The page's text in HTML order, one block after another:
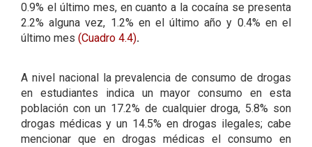
0.9% el último mes, en cuanto a la cocaína se presenta
2.2% alguna vez, 1.2% en el último año y 0.4% en el
último mes (Cuadro 4.4).
A nivel nacional la prevalencia de consumo de drogas
en estudiantes indica un mayor consumo en esta
población con un 17.2% de cualquier droga, 5.8% son
drogas médicas y un 14.5% en drogas ilegales; cabe
mencionar que en drogas médicas el consumo en